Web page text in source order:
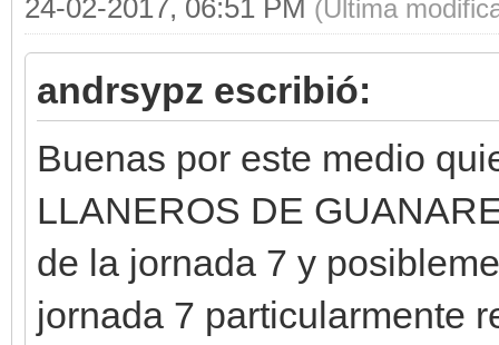
24-02-2017, 06:51 PM (Última
andrsypz escribió:
Buenas por este medio
LLANEROS DE
de la jornada 7 y
jornada 7 particularmente